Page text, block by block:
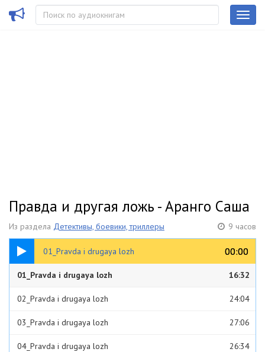
Правда и другая ложь - Аранго Саша
Из раздела Детективы, боевики, триллеры 9 часов
01_Pravda i drugaya lozh 00:00
00:00
16:32
01_Pravda i drugaya lozh 16:32
02_Pravda i drugaya lozh 24:04
03_Pravda i drugaya lozh 27:06
04_Pravda i drugaya lozh 26:34